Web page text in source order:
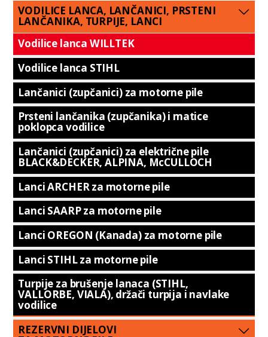
VODILICE LANCA, LANČANICI, PRSTENI
LANČANIKA, TURPIJE, LANCI
Vodilice lanca WILLTEK
Vodilice lanca STIHL
Lančanici (zupčanici) za motorne pile
Prsteni lančanika (zupčanika) i matice
poklopca vodilice
Lančanici (zupčanici) za električne pile
BLACK&DECKER, ALPINA, McCULLOCH
Lanci ARCHER za motorne pile
Lanci SAARP za motorne pile
Lanci OREGON (Kanada) za motorne pile
Lanci STIHL za motorne pile
Turpije za brušenje lanaca (STIHL,
VALLORBE, VIALA), držači turpija i navlake
vodilice
REZERVNI DIJELOVI